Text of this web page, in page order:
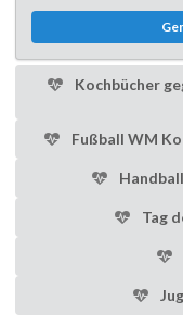
Kochbücher
Fußball WM
Tag